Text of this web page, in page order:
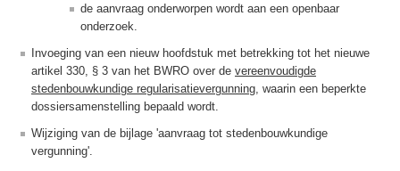
de aanvraag onderworpen wordt aan een openbaar
onderzoek.
Invoeging van een nieuw hoofdstuk met betrekking tot het nieuwe
artikel 330, § 3 van het BWRO over de vereenvoudigde
stedenbouwkundige regularisatievergunning, waarin een beperkte
dossiersamenstelling bepaald wordt.
Wijziging van de bijlage 'aanvraag tot stedenbouwkundige
vergunning'.